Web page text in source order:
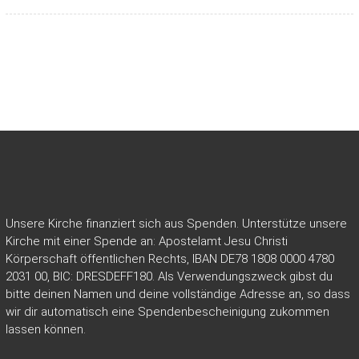
Unsere Kirche finanziert sich aus Spenden. Unterstütze unsere
Kirche mit einer Spende an: Apostelamt Jesu Christi
Körperschaft öffentlichen Rechts, IBAN DE78 1808 0000 4780
2031 00, BIC: DRESDEFF180. Als Verwendungszweck gibst du
bitte deinen Namen und deine vollständige Adresse an, so dass
wir dir automatisch eine Spendenbescheinigung zukommen
lassen können.